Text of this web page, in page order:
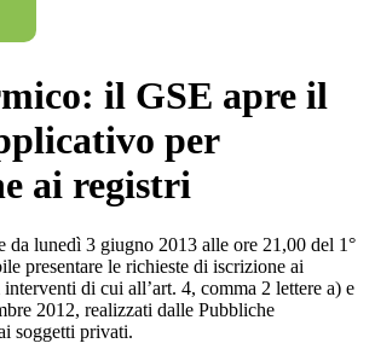
il GSE apre il
per
ai registri
da lunedì 3 giugno 2013 alle ore 21,00 del 1°
presentare le richieste di iscrizione ai
di cui all’art. 4, comma 2 lettere a) e
2012, realizzati dalle Pubbliche
soggetti privati.